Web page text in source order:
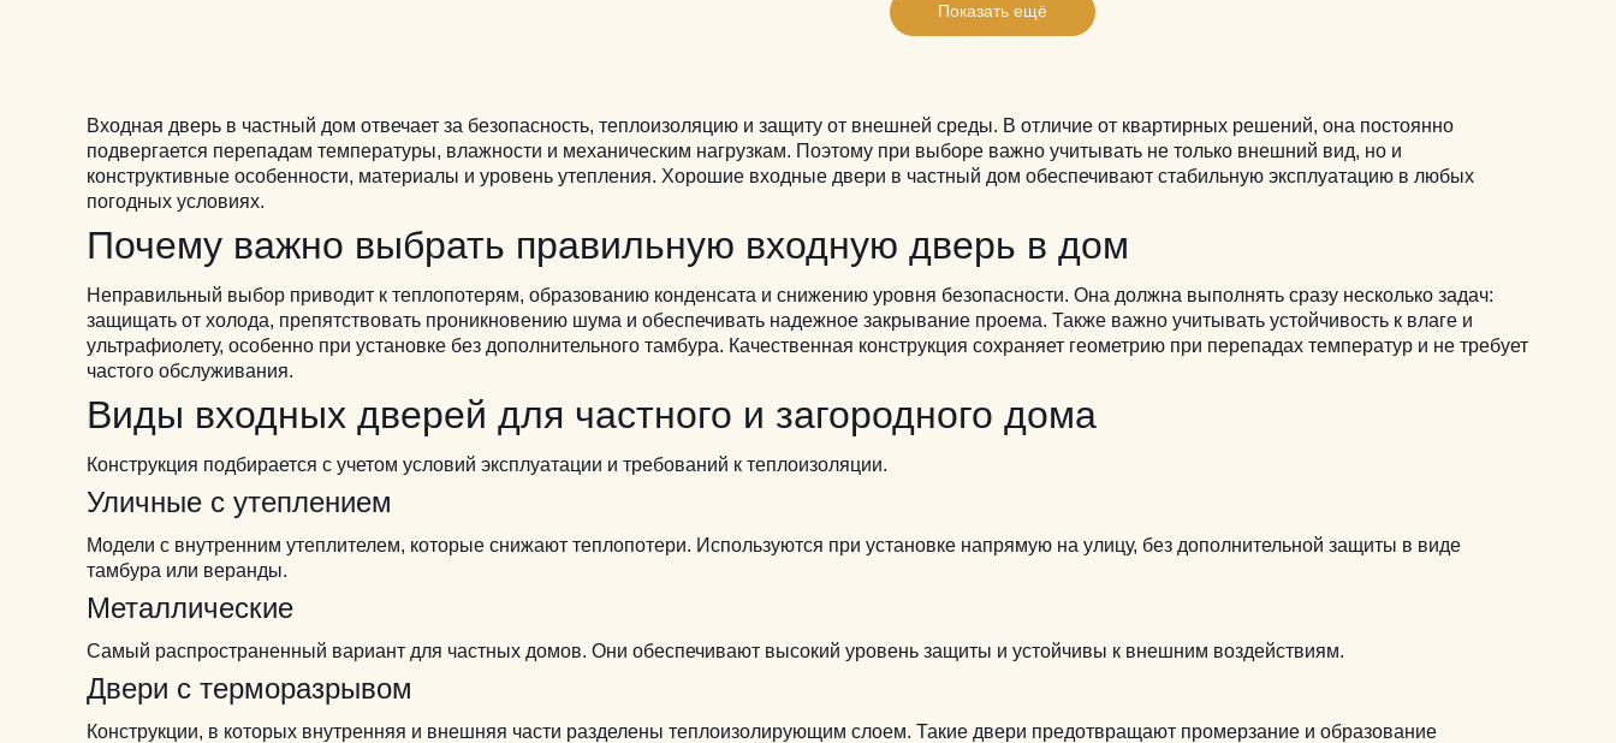
Показать ещё
Входная дверь в частный дом отвечает за безопасность, теплоизоляцию и защиту от внешней среды. В отличие от квартирных решений, она постоянно
подвергается перепадам температуры, влажности и механическим нагрузкам. Поэтому при выборе важно учитывать не только внешний вид, но и
конструктивные особенности, материалы и уровень утепления. Хорошие входные двери в частный дом обеспечивают стабильную эксплуатацию в любых
погодных условиях.
Почему важно выбрать правильную входную дверь в дом
Неправильный выбор приводит к теплопотерям, образованию конденсата и снижению уровня безопасности. Она должна выполнять сразу несколько задач:
защищать от холода, препятствовать проникновению шума и обеспечивать надежное закрывание проема. Также важно учитывать устойчивость к влаге и
ультрафиолету, особенно при установке без дополнительного тамбура. Качественная конструкция сохраняет геометрию при перепадах температур и не требует
частого обслуживания.
Виды входных дверей для частного и загородного дома
Конструкция подбирается с учетом условий эксплуатации и требований к теплоизоляции.
Уличные с утеплением
Модели с внутренним утеплителем, которые снижают теплопотери. Используются при установке напрямую на улицу, без дополнительной защиты в виде
тамбура или веранды.
Металлические
Самый распространенный вариант для частных домов. Они обеспечивают высокий уровень защиты и устойчивы к внешним воздействиям.
Двери с терморазрывом
Конструкции, в которых внутренняя и внешняя части разделены теплоизолирующим слоем. Такие двери предотвращают промерзание и образование